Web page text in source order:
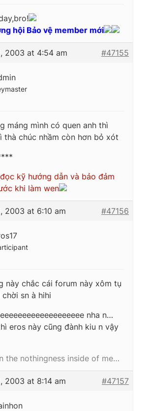
hội Bảo vệ member mới
2003 at 4:54 am #47155
máng mình có quen anh thì
thà chúc nhầm còn hơn bỏ xót
kỹ hướng dẫn và bảo đảm
khi làm wen
2003 at 6:10 am #47156
này chắc cái forum này xôm tụ
sn à hihi
nha n…
eros này cũng đành kiu n vậy
the nothingness inside of me…
2003 at 8:14 am #47157